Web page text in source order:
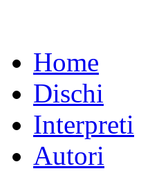
Home
Dischi
Interpreti
Autori